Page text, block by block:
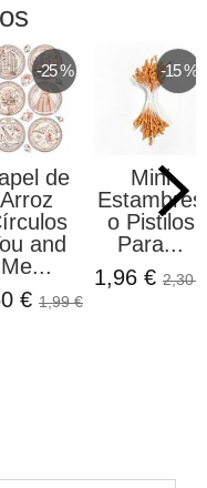
-25 %
de
Arroz
and
Me...
€ 1,99 €
-15 %
Mini
Estambres
o Pistilos
Para...
1,96 € 2,30 €